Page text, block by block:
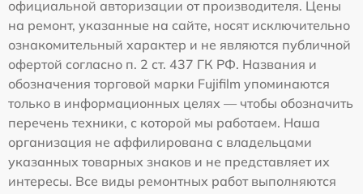
официальной авторизации от производителя. Цены
на ремонт, указанные на сайте, носят исключительно
ознакомительный характер и не являются публичной
офертой согласно п. 2 ст. 437 ГК РФ. Названия и
обозначения торговой марки Fujifilm упоминаются
только в информационных целях — чтобы обозначить
перечень техники, с которой мы работаем. Наша
организация не аффилирована с владельцами
указанных товарных знаков и не представляет их
интересы. Все виды ремонтных работ выполняются